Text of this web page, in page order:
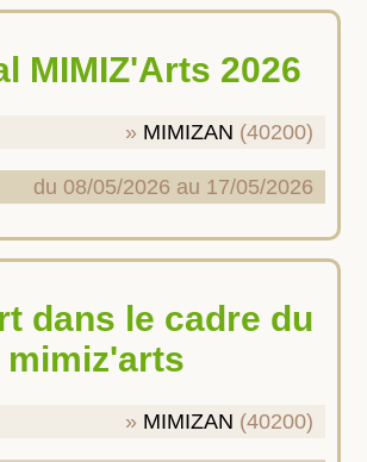
MIMIZ'Arts 2026
MIMIZAN (40200)
du 08/05/2026 au 17/05/2026
MIMIZAN (40200)